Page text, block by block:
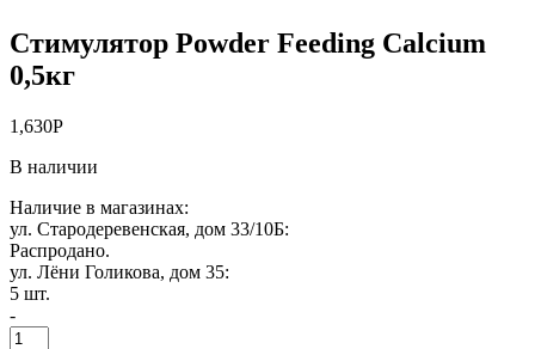
Стимулятор Powder Feeding Calcium
0,5кг
1,630Р
В наличии
Наличие в магазинах:
ул. Стародеревенская, дом 33/10Б:
Распродано.
ул. Лёни Голикова, дом 35:
5 шт.
-